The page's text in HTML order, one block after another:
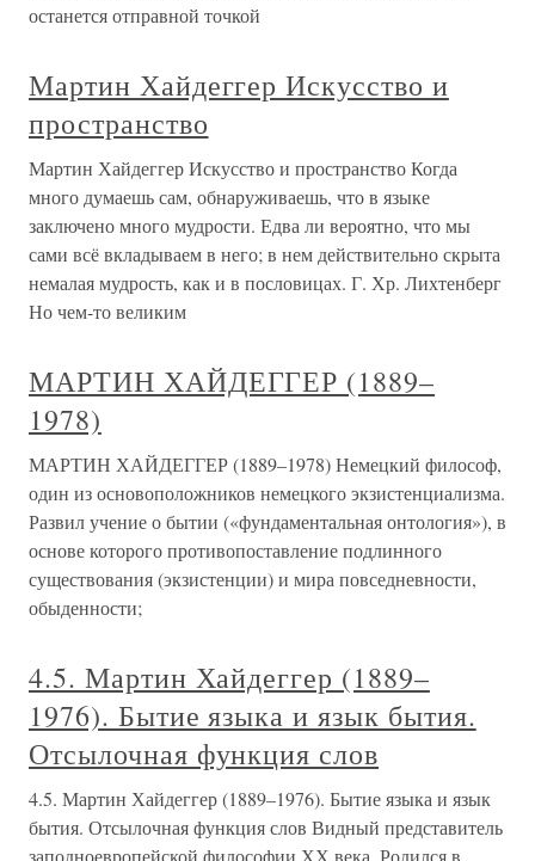
останется отправной точкой
Мартин Хайдеггер Искусство и
пространство
Мартин Хайдеггер Искусство и пространство Когда
много думаешь сам, обнаруживаешь, что в языке
заключено много мудрости. Едва ли вероятно, что мы
сами всё вкладываем в него; в нем действительно скрыта
немалая мудрость, как и в пословицах. Г. Хр. Лихтенберг
Но чем-то великим
МАРТИН ХАЙДЕГГЕР (1889–
1978)
МАРТИН ХАЙДЕГГЕР (1889–1978) Немецкий философ,
один из основоположников немецкого экзистенциализма.
Развил учение о бытии («фундаментальная онтология»), в
основе которого противопоставление подлинного
существования (экзистенции) и мира повседневности,
обыденности;
4.5. Мартин Хайдеггер (1889–
1976). Бытие языка и язык бытия.
Отсылочная функция слов
4.5. Мартин Хайдеггер (1889–1976). Бытие языка и язык
бытия. Отсылочная функция слов Видный представитель
заподноевропейской философии ХХ века. Родился в